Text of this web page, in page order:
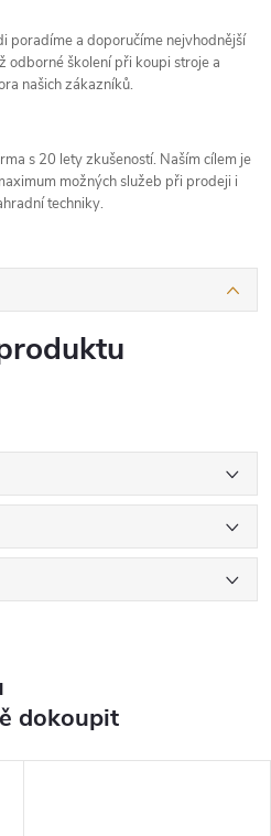
poradíme a doporučíme nejvhodnější
odborné školení při koupi stroje a
našich zákazníků.
s 20 lety zkušeností. Naším cílem je
možných služeb při prodeji i
techniky.
dokoupit